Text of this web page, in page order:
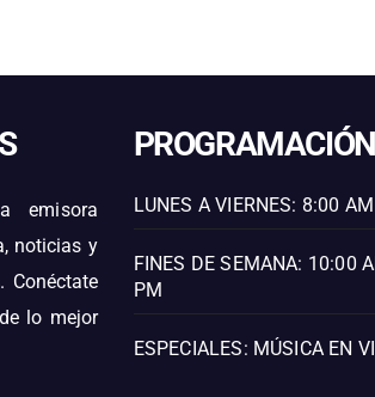
emisora
noticias y
Conéctate
lo mejor
PROGRAMACIÓN
LUNES A VIERNES: 8:00
FINES DE SEMANA: 10:00
PM
ESPECIALES: MÚSICA EN